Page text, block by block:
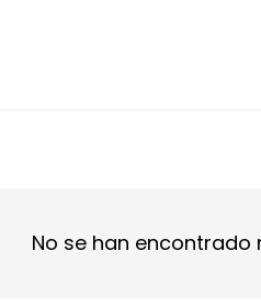
No se han encontrado